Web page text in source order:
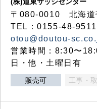
〒080-0010 北海道
TEL：0155-48-
otou@doutou-
営業時間：8:30〜
日・他・土曜日有
販売可 工事・